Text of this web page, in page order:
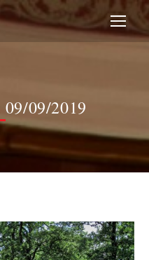
09/09/2019